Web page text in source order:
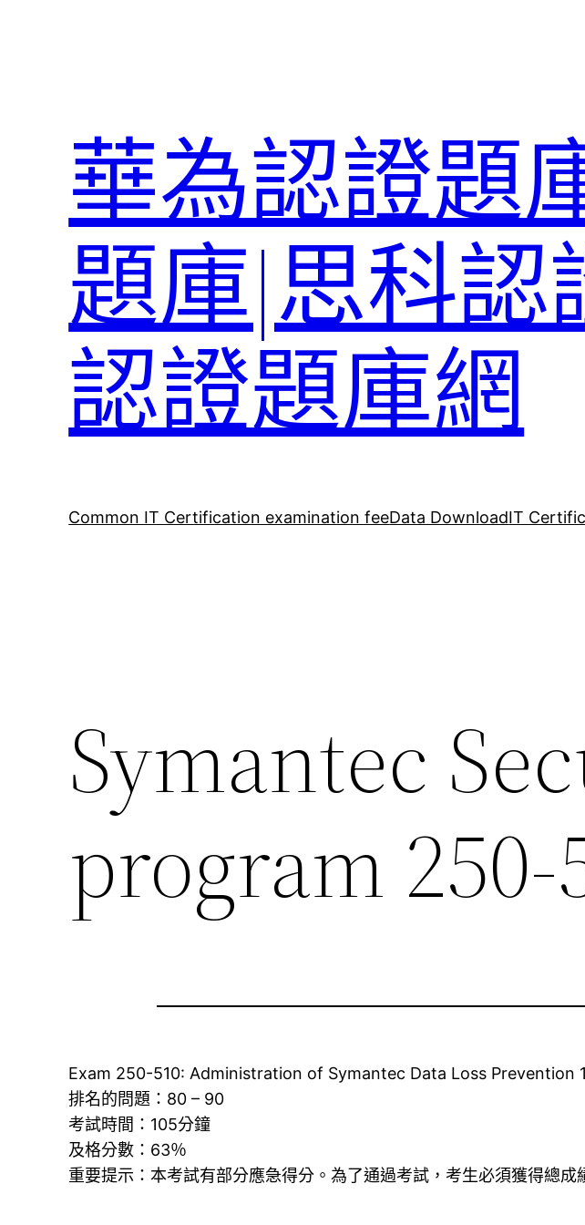
華為認證題
題庫|思科認
認證題庫網
Common IT Certification examination feeData DownloadIT
Symantec
program
Exam 250-510: Administration of Symantec Data Loss Prevention
排名的問題：80 – 90
考試時間：105分鐘
及格分數：63％
重要提示：本考試有部分應急得分。為了通過考試，考生必須獲得總